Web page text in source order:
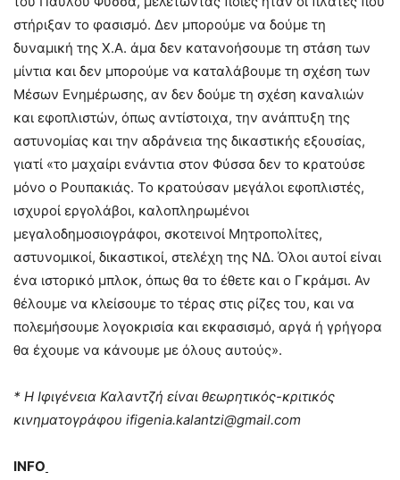
στήριξαν το φασισμό. Δεν μπορούμε να δούμε τη
δυναμική της Χ.Α. άμα δεν κατανοήσουμε τη στάση των
μίντια και δεν μπορούμε να καταλάβουμε τη σχέση των
Μέσων Ενημέρωσης, αν δεν δούμε τη σχέση καναλιών
και εφοπλιστών, όπως αντίστοιχα, την ανάπτυξη της
αστυνομίας και την αδράνεια της δικαστικής εξουσίας,
γιατί «το μαχαίρι ενάντια στον Φύσσα δεν το κρατούσε
μόνο ο Ρουπακιάς. Το κρατούσαν μεγάλοι εφοπλιστές,
ισχυροί εργολάβοι, καλοπληρωμένοι
μεγαλοδημοσιογράφοι, σκοτεινοί Μητροπολίτες,
αστυνομικοί, δικαστικοί, στελέχη της ΝΔ. Όλοι αυτοί είναι
ένα ιστορικό μπλοκ, όπως θα το έθετε και ο Γκράμσι. Αν
θέλουμε να κλείσουμε το τέρας στις ρίζες του, και να
πολεμήσουμε λογοκρισία και εκφασισμό, αργά ή γρήγορα
θα έχουμε να κάνουμε με όλους αυτούς».
* Η Ιφιγένεια Καλαντζή είναι θεωρητικός-κριτικός
κινηματογράφου ifigenia.kalantzi@gmail.com
INFO